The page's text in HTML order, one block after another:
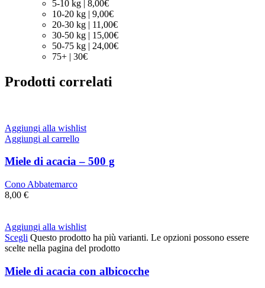
5-10 kg | 8,00€
10-20 kg | 9,00€
20-30 kg | 11,00€
30-50 kg | 15,00€
50-75 kg | 24,00€
75+ | 30€
Prodotti correlati
Aggiungi alla wishlist
Aggiungi al carrello
Miele di acacia – 500 g
Cono Abbatemarco
8,00 €
Aggiungi alla wishlist
Scegli Questo prodotto ha più varianti. Le opzioni possono essere
scelte nella pagina del prodotto
Miele di acacia con albicocche